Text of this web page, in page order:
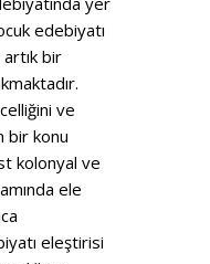
edebiyatı
bir
ve
bir konu
kolonyal ve
ele
eleştirisi